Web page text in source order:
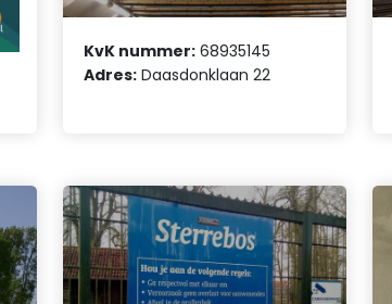
KvK nummer: 68935145
Adres: Daasdonklaan 22